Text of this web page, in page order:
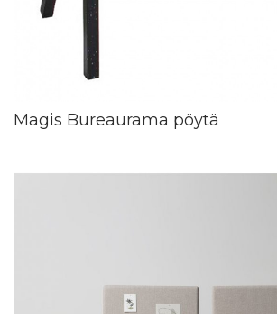
Magis Bureaurama pöytä